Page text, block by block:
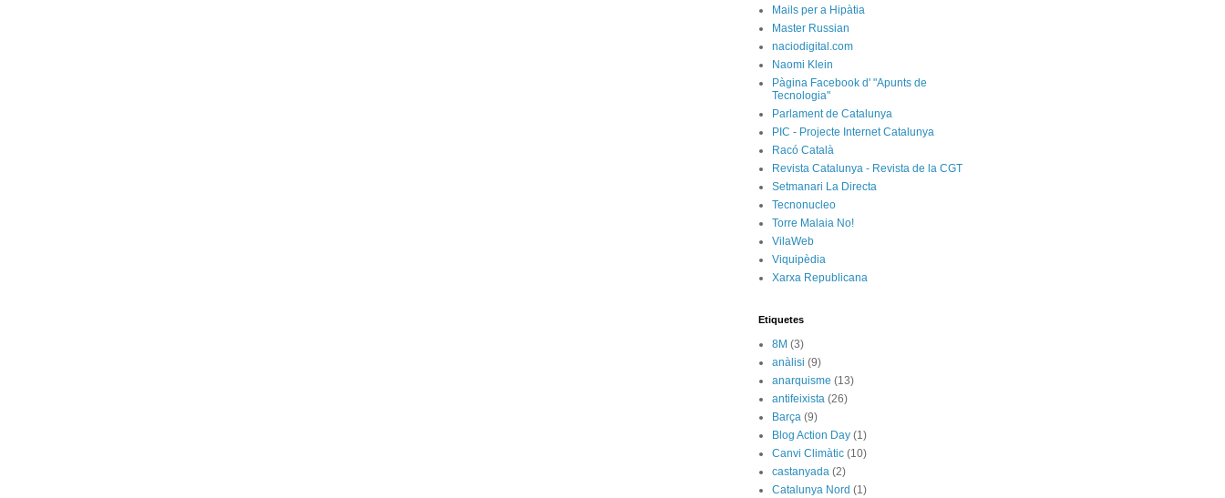
Mails per a Hipàtia
Master Russian
naciodigital.com
Naomi Klein
Pàgina Facebook d' "Apunts de
Tecnologia"
Parlament de Catalunya
PIC - Projecte Internet Catalunya
Racó Català
Revista Catalunya - Revista de la CGT
Setmanari La Directa
Tecnonucleo
Torre Malaia No!
VilaWeb
Viquipèdia
Xarxa Republicana
Etiquetes
8M (3)
anàlisi (9)
anarquisme (13)
antifeixista (26)
Barça (9)
Blog Action Day (1)
Canvi Climàtic (10)
castanyada (2)
Catalunya Nord (1)